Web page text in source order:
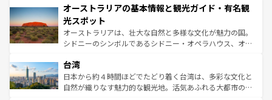
文化が魅力。旅行者はアメリカの各地域で異なる魅力を楽
しみながら、その多様性と豊かな歴史を感じることができ
るだろう。車でのロードトリップや列車の旅も、アメリカ
ならではの贅沢な旅のスタイルだ。 なお、新着のアメリカ
情報は コンテンツ一覧 を参照してほしい。
ワイ島は見逃せない。また、定番の観光地といえばオアフ
島だが、静かな自然を求めるならマウイ島やカウアイ島が
おすすめ。エメラルドグリーンに輝く海をはじめ、豊かな
文化や歴史が息づいている。「アロハスピリット」と呼ば
人々、おいしいローカルフードやハワイアンミュージッ
ク、伝統的なフラダンスなど、すべてがハワイの魅力を彩
っている。訪れるたびに新しい発見と感動が待っているハ
オーストラリアの基本情報と観光ガイド・有名観
光スポット
オーストラリアは、壮大な自然と多様な文化が魅力の国。
シドニーのシンボルであるシドニー・オペラハウス、オー
リアリーフや大陸中央部にそびえるウルル（エアーズロッ
ク）、タスマニアの美しい原生林やケアンズの熱帯雨林な
ど、見どころがたくさん。また、カフェやワイン、オージ
台湾
日本から約４時間ほどでたどり着く台湾は、多彩な文化と
自然が織りなす魅力的な観光地。活気あふれる大都市の台